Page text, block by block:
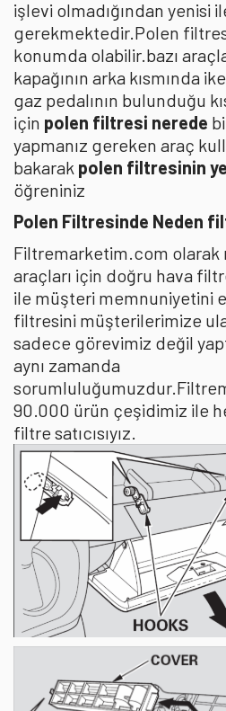
işlevi olmadığından yenisi
gerekmektedir.Polen
konumda olabilir.bazı
kapağının arka kısmında
gaz pedalının bulunduğu
için polen filtresi nerede
yapmanız gereken araç
bakarak polen filtresinin
öğreniniz
Polen Filtresinde Neden
Filtremarketim.com olarak
araçları için doğru hava
ile müşteri memnuniyetini
filtresini müşterilerimize
sadece görevimiz değil
aynı zamanda
90.000 ürün çeşidimiz ile
filtre satıcısıyız.